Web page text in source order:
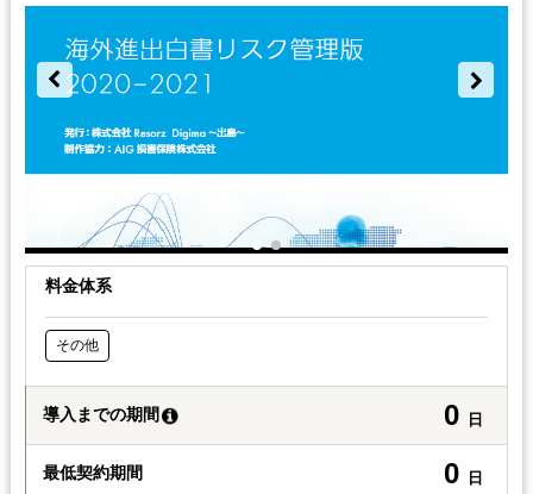
料金体系
その他
導入までの期間 0 日
最低契約期間 0 日